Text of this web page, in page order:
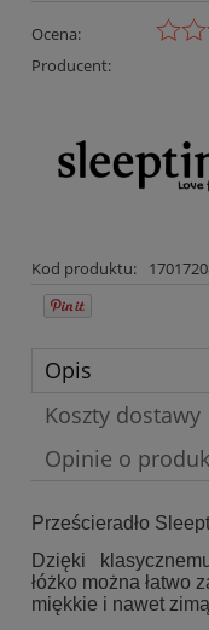
Ocena:
Producent:
Kod produktu:
Opis
Koszty dostawy
Cena nie zawiera
Opinie o
Prześcieradło
Dzięki
łóżko można łatwo
miękkie i nawet